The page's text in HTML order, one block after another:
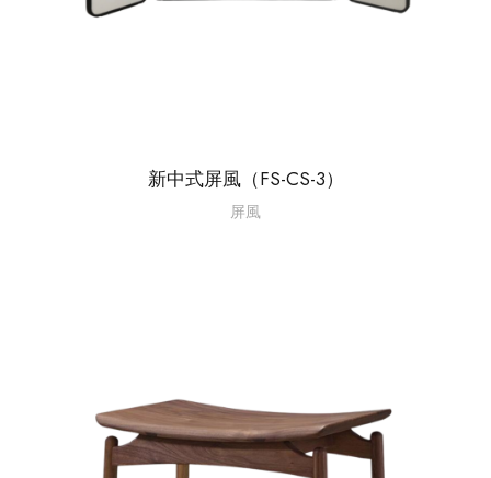
新中式屏風（FS-CS-3）
屏風